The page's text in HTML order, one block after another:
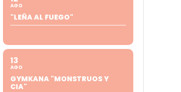
AGO
"LEÑA AL FUEGO"
13
AGO
GYMKANA "MONSTRUOS Y
CIA"